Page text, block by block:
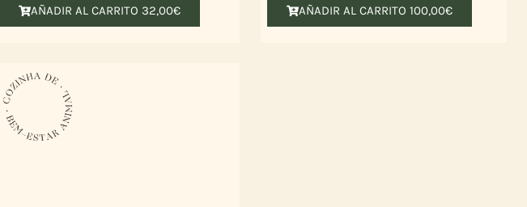
AÑADIR AL CARRITO32,00€ AÑADIR AL CARRITO 100,00€